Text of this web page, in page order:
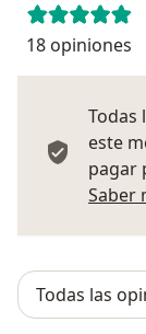
18 opiniones
Todas
este
pagar
Saber